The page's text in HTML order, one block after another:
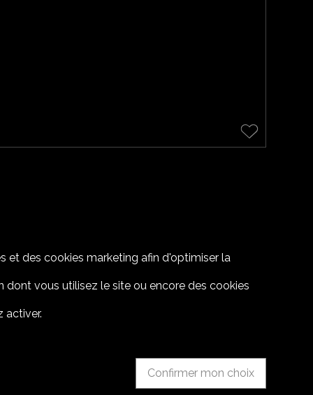
et des cookies marketing afin d'optimiser la
vous utilisez le site ou encore des cookies
activer.
Confirmer mon choix